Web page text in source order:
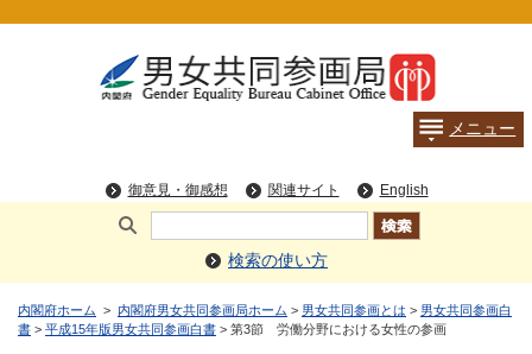
検索の使い方
内閣府ホーム > 内閣府男女共同参画局ホーム > 男女共同参画とは > 男女共同参画白
書 > 平成15年版男女共同参画白書 > 第3節 労働分野における女性の参画